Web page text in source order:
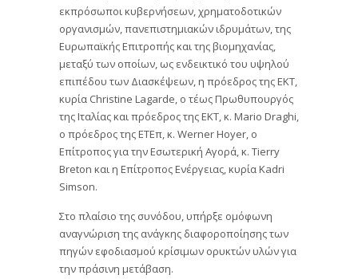
εκπρόσωποι κυβερνήσεων, χρηματοδοτικών
οργανισμών, πανεπιστημιακών ιδρυμάτων, της
Ευρωπαϊκής Επιτροπής και της βιομηχανίας,
μεταξύ των οποίων, ως ενδεικτικό του υψηλού
επιπέδου των Διασκέψεων, η πρόεδρος της ΕΚΤ,
κυρία Christine Lagarde, ο τέως Πρωθυπουργός
της Ιταλίας και πρόεδρος της ΕΚΤ, κ. Mario Draghi,
ο πρόεδρος της ΕΤΕπ, κ. Werner Hoyer, ο
Επίτροπος για την Εσωτερική Αγορά, κ. Tierry
Breton και η Επίτροπος Ενέργειας, κυρία Kadri
Simson.
Στο πλαίσιο της συνόδου, υπήρξε ομόφωνη
αναγνώριση της ανάγκης διαφοροποίησης των
πηγών εφοδιασμού κρίσιμων ορυκτών υλών για
την πράσινη μετάβαση.